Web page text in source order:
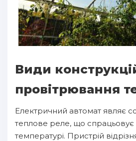
Види
провітрювання
Електричний автомат являє
теплове реле, що спрацьовує
температурі. Пристрій